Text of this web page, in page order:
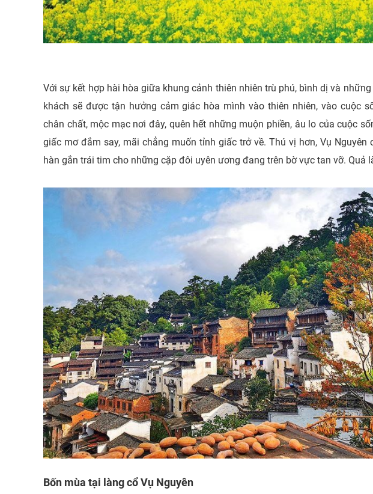
Với sự kết hợp hài hòa giữa khung cảnh thiên nhiên trù phú, bình dị và
khách sẽ được tận hưởng cảm giác hòa mình vào thiên nhiên, vào cuộc
chân chất, mộc mạc nơi đây, quên hết những muộn phiền, âu lo của cuộc
giấc mơ đắm say, mãi chẳng muốn tỉnh giấc trở về. Thú vị hơn, Vụ
hàn gắn trái tim cho những cặp đôi uyên ương đang trên bờ vực tan vỡ. Quả
Bốn mùa tại làng cổ Vụ Nguyên